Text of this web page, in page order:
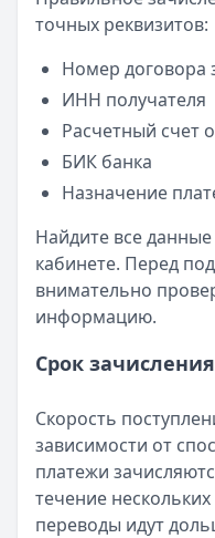
точных реквизитов:
Номер договора
ИНН получателя
Расчетный счет
БИК банка
Назначение
Найдите все
кабинете. Перед
внимательно
информацию.
Срок
Скорость
зависимости от
платежи
течение
переводы идут